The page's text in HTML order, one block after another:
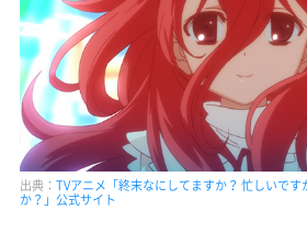
出典： TVアニメ「終末なにしてますか？ 忙しいで
か？」公式サイト